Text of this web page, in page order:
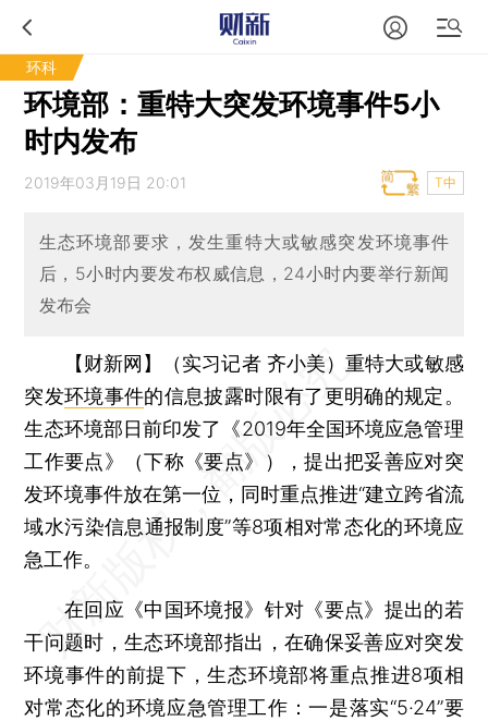
环科
环境部：重特大突发环境事件5小
时内发布
2019年03月19日 20:01 T中
生态环境部要求，发生重特大或敏感突发环境事件
后，5小时内要发布权威信息，24小时内要举行新闻
发布会
【财新网】（实习记者 齐小美）重特大或敏感
突发环境事件的信息披露时限有了更明确的规定。
生态环境部日前印发了《2019年全国环境应急管理
工作要点》（下称《要点》），提出把妥善应对突
发环境事件放在第一位，同时重点推进“建立跨省流
域水污染信息通报制度”等8项相对常态化的环境应
急工作。
在回应《中国环境报》针对《要点》提出的若
干问题时，生态环境部指出，在确保妥善应对突发
环境事件的前提下，生态环境部将重点推进8项相
对常态化的环境应急管理工作：一是落实“5·24”要